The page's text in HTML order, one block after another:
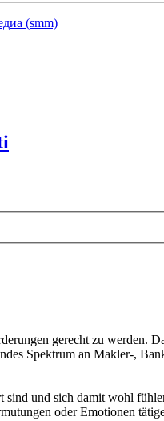
(smm)
gerecht zu werden.
Spektrum an Makler-,
und sich damit wohl
oder Emotionen